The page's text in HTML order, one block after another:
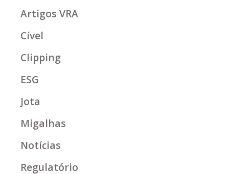
Artigos VRA
Cível
Clipping
ESG
Jota
Migalhas
Notícias
Regulatório